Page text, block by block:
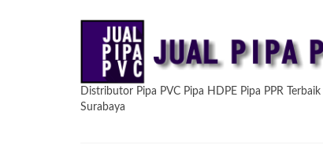
Distributor Pipa PVC Pipa HDPE Pipa PPR
Surabaya